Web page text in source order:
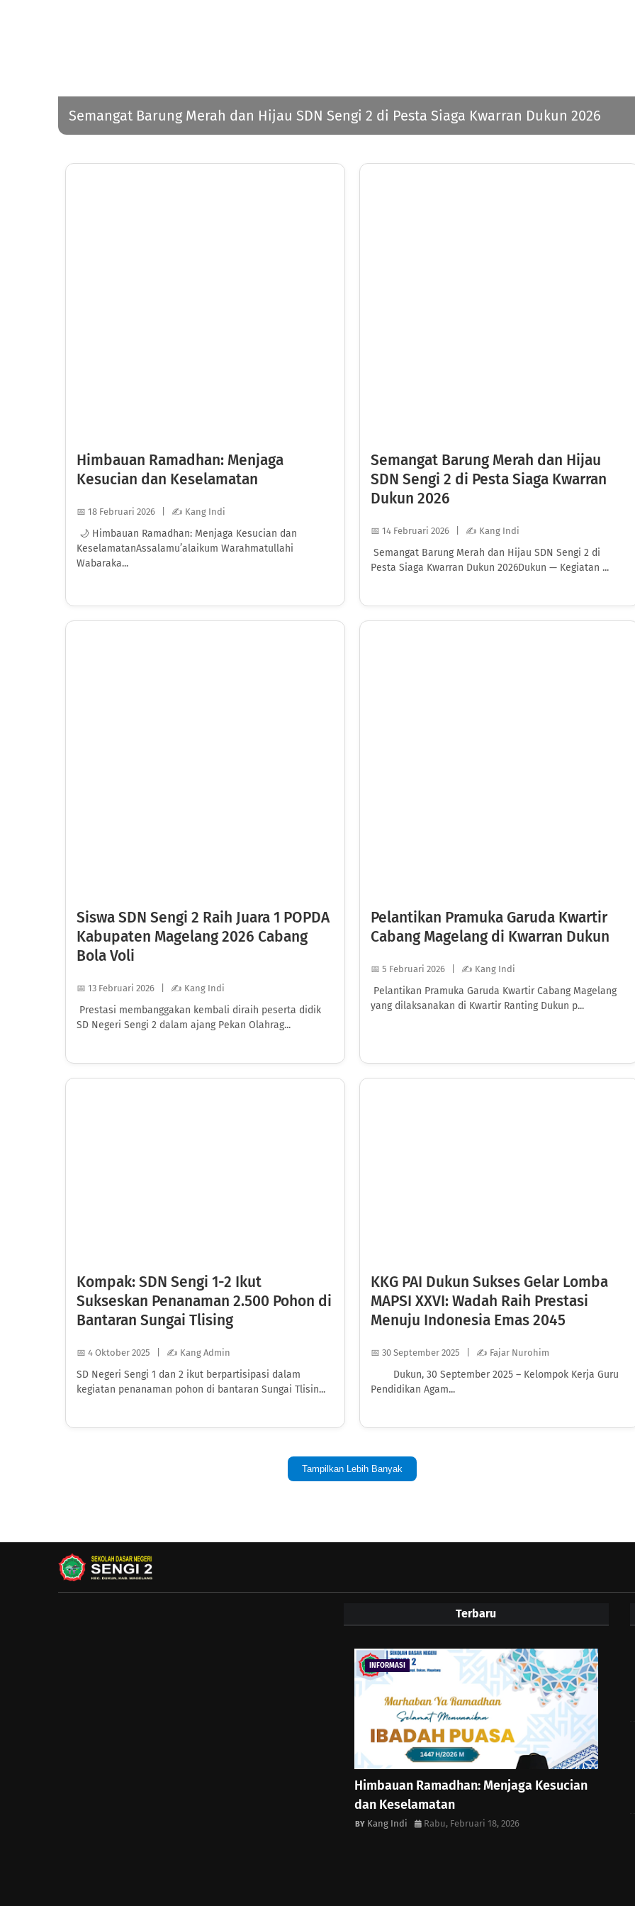
Semangat Barung Merah dan Hijau SDN Sengi 2 di Pesta Siaga Kwarran Dukun 2026
Himbauan Ramadhan: Menjaga
Kesucian dan Keselamatan
📅 18 Februari 2026 | ✍️ Kang Indi
🌙 Himbauan Ramadhan: Menjaga Kesucian dan
KeselamatanAssalamu’alaikum Warahmatullahi
Wabaraka...
Semangat Barung Merah dan Hijau
SDN Sengi 2 di Pesta Siaga Kwarran
Dukun 2026
📅 14 Februari 2026 | ✍️ Kang Indi
Semangat Barung Merah dan Hijau SDN Sengi 2 di
Pesta Siaga Kwarran Dukun 2026Dukun — Kegiatan ...
Siswa SDN Sengi 2 Raih Juara 1 POPDA
Kabupaten Magelang 2026 Cabang
Bola Voli
📅 13 Februari 2026 | ✍️ Kang Indi
Prestasi membanggakan kembali diraih peserta didik
SD Negeri Sengi 2 dalam ajang Pekan Olahrag...
Pelantikan Pramuka Garuda Kwartir
Cabang Magelang di Kwarran Dukun
📅 5 Februari 2026 | ✍️ Kang Indi
Pelantikan Pramuka Garuda Kwartir Cabang Magelang
yang dilaksanakan di Kwartir Ranting Dukun p...
Kompak: SDN Sengi 1-2 Ikut
Sukseskan Penanaman 2.500 Pohon di
Bantaran Sungai Tlising
📅 4 Oktober 2025 | ✍️ Kang Admin
SD Negeri Sengi 1 dan 2 ikut berpartisipasi dalam
kegiatan penanaman pohon di bantaran Sungai Tlisin...
KKG PAI Dukun Sukses Gelar Lomba
MAPSI XXVI: Wadah Raih Prestasi
Menuju Indonesia Emas 2045
📅 30 September 2025 | ✍️ Fajar Nurohim
Dukun, 30 September 2025 – Kelompok Kerja Guru
Pendidikan Agam...
Tampilkan Lebih Banyak
Terbaru
INFORMASI
Himbauan Ramadhan: Menjaga Kesucian
dan Keselamatan
Kang Indi Rabu, Februari 18, 2026